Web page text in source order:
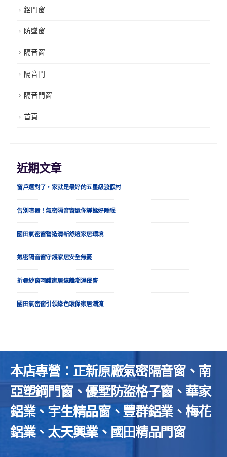
鋁門窗
防墜窗
隔音窗
隔音門
隔音門窗
首頁
近期文章
窗戶選對了，家就是最好的五星級渡假村
告別喧囂！氣密隔音窗還你靜謐好睡眠
國田氣密窗營造清新舒適家居環境
氣密隔音窗守護家居安全無憂
折疊紗窗呵護家居遠離潮濕侵害
國田氣密窗引領綠色環保家居潮流
本店專營：正新原廠氣密隔音窗、南
亞塑鋼門窗、優墅防盜格子窗、華家
鋁業、宇生精品窗、豐群鋁業、梅花
鋁業、太天興業、國田精品門窗